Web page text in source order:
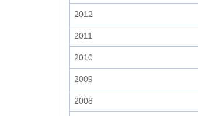
2012
2011
2010
2009
2008